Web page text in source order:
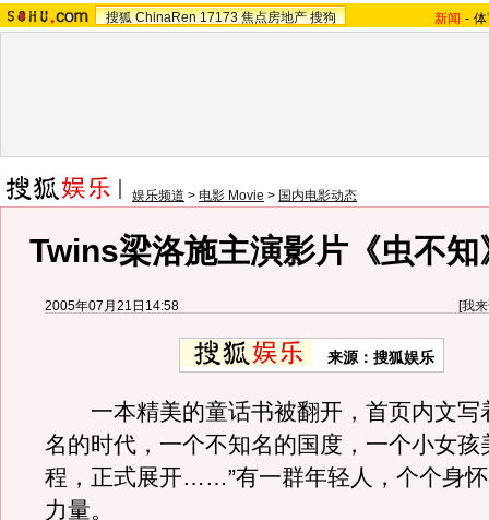
搜狐 ChinaRen 17173 焦点房地产 搜狗 新闻 -
娱乐频道 > 电影 Movie > 国内电影动态
Twins梁洛施主演影片《虫不知
2005年07月21日14:58 [我
来源：搜狐娱乐
一本精美的童话书被翻开，首页内文写
名的时代，一个不知名的国度，一个小女孩
程，正式展开……”有一群年轻人，个个身
力量。